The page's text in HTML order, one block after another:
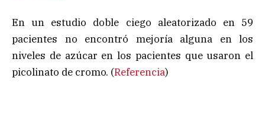
En un estudio doble ciego aleatorizado en 59
pacientes no encontró mejoría alguna en los
niveles de azúcar en los pacientes que usaron el
picolinato de cromo. (Referencia)